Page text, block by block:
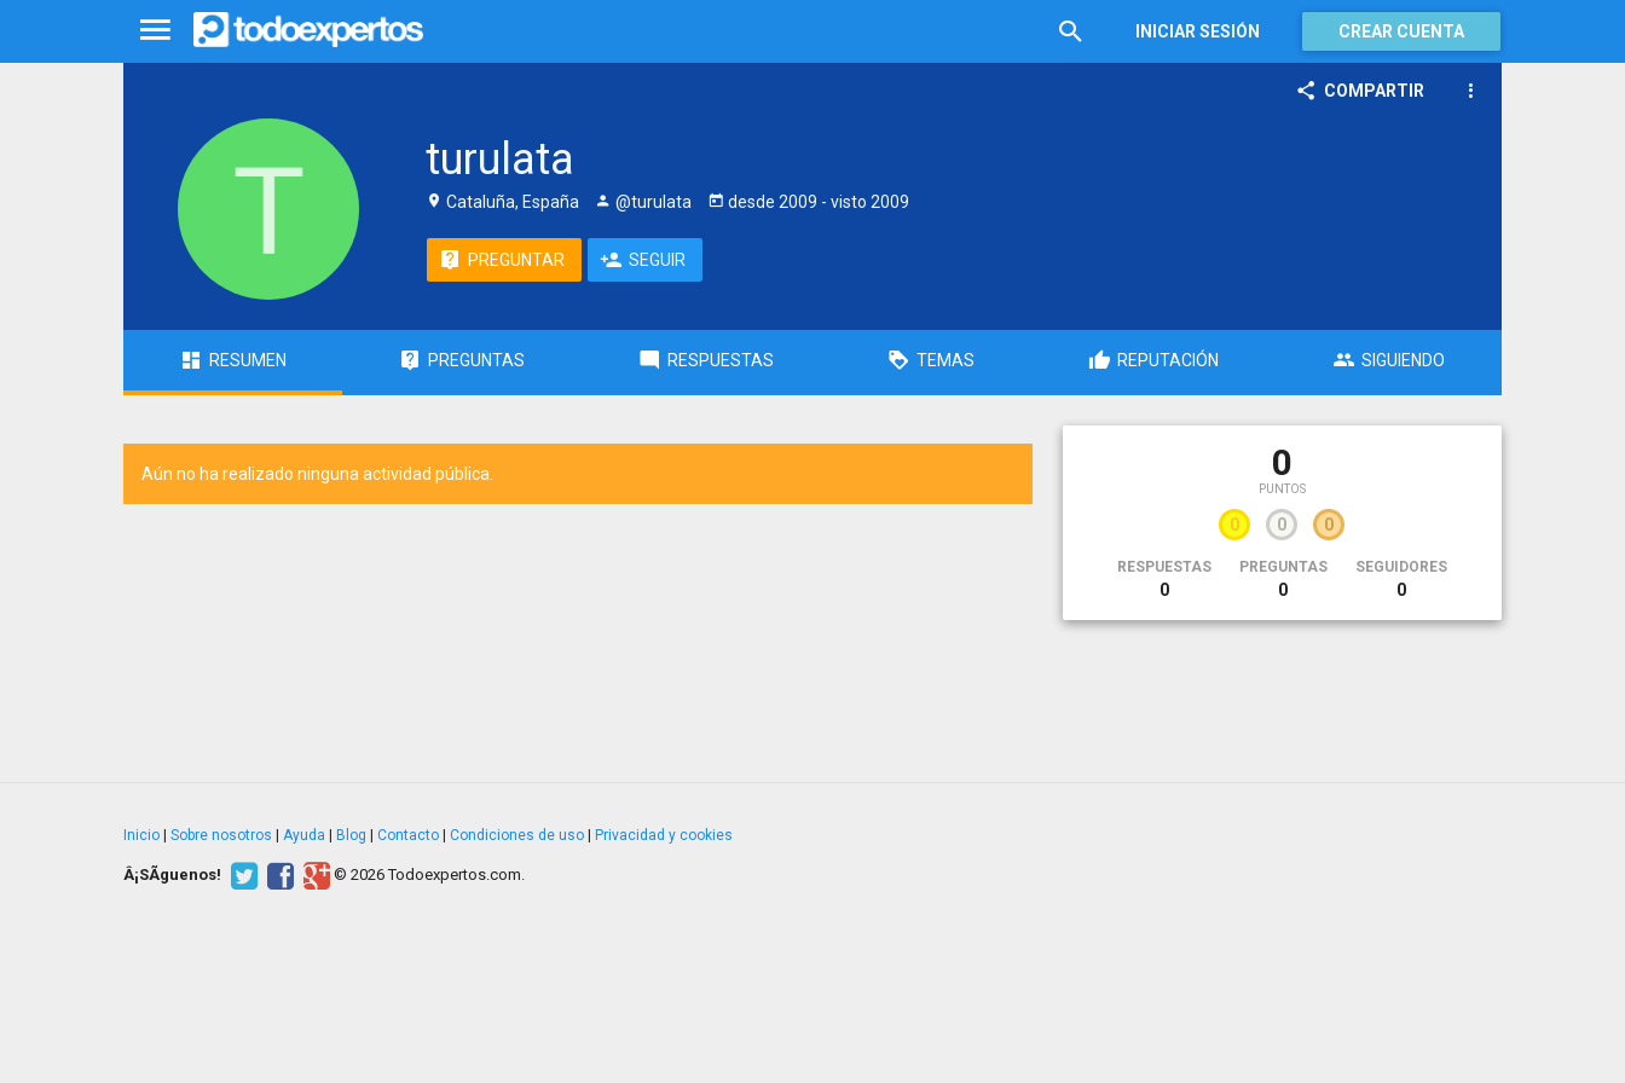
INICIAR SESIÓN CREAR CUENTA
COMPARTIR
turulata
Cataluña, España @turulata desde 2009 - visto 2009
PREGUNTAR SEGUIR
RESUMEN PREGUNTAS RESPUESTAS TEMAS REPUTACIÓN SIGUIENDO
Aún no ha realizado ninguna actividad pública. 0
PUNTOS
0 0 0
RESPUESTAS
0
PREGUNTAS
0
SEGUIDORES
0
Inicio Sobre nosotros Ayuda Blog Contacto Condiciones de uso Privacidad y cookies
Â¡SÃ­guenos! © 2026 Todoexpertos.com.